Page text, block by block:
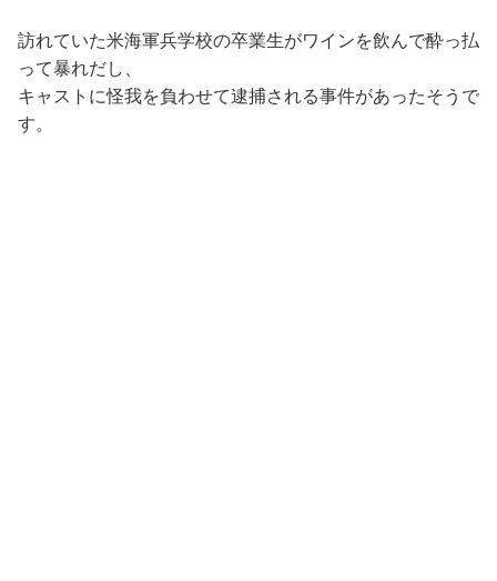
訪れていた米海軍兵学校の卒業生がワインを飲んで酔っ払
って暴れだし、
キャストに怪我を負わせて逮捕される事件があったそうで
す。